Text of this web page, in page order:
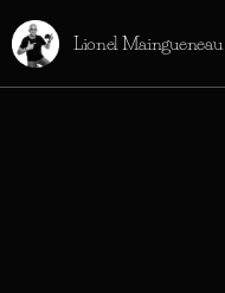
Lionel Maingueneau